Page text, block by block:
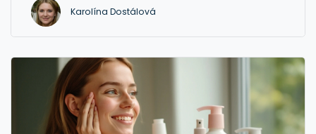
Karolína Dostálová